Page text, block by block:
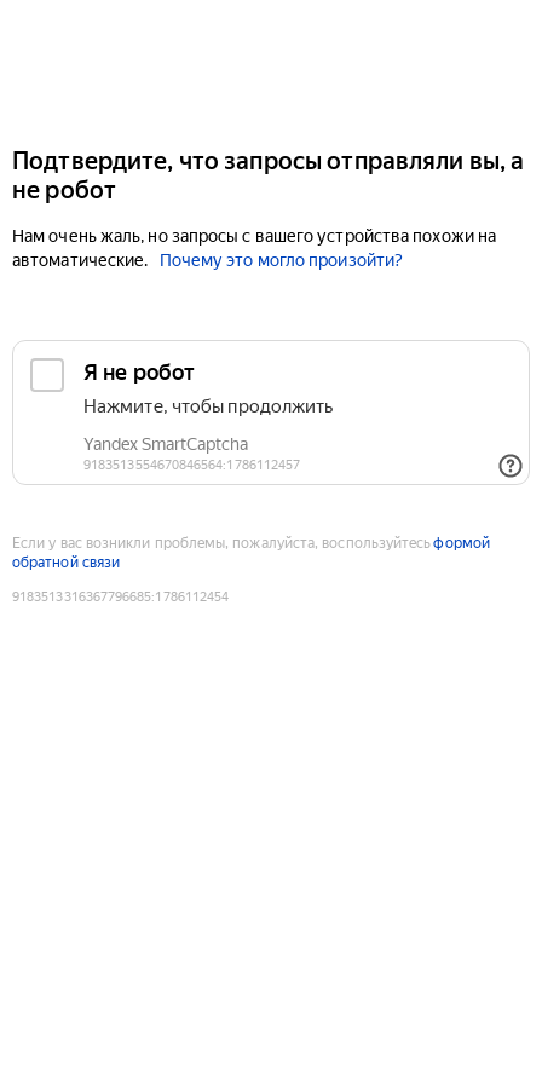
Подтвердите, что запросы отправляли вы, а
не робот
Нам очень жаль, но запросы с вашего устройства похожи на
автоматические.
Почему это могло произойти?
Если у вас возникли проблемы, пожалуйста, воспользуйтесьформой
обратной связи
9183513316367796685:1786112454